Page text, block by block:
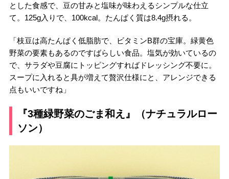
とした食感で、豆の甘みと塩味が味わえるシンプルな仕立
て。125g入りで、100kcal。たんぱく質は8.4g摂れる。
「枝豆は高たんぱく低脂肪で、ビタミンB群の宝庫。緑黄色
野菜の要素もあるのですばらしい食品。塩気が効いているの
で、サラダや豆腐にトッピングすればドレッシング不要に。
スープに入れると具が増えて贅沢仕様にと、アレンジできる
点もいいですね」
『3種緑野菜のごま和え』（ナチュラルロー
ソン）